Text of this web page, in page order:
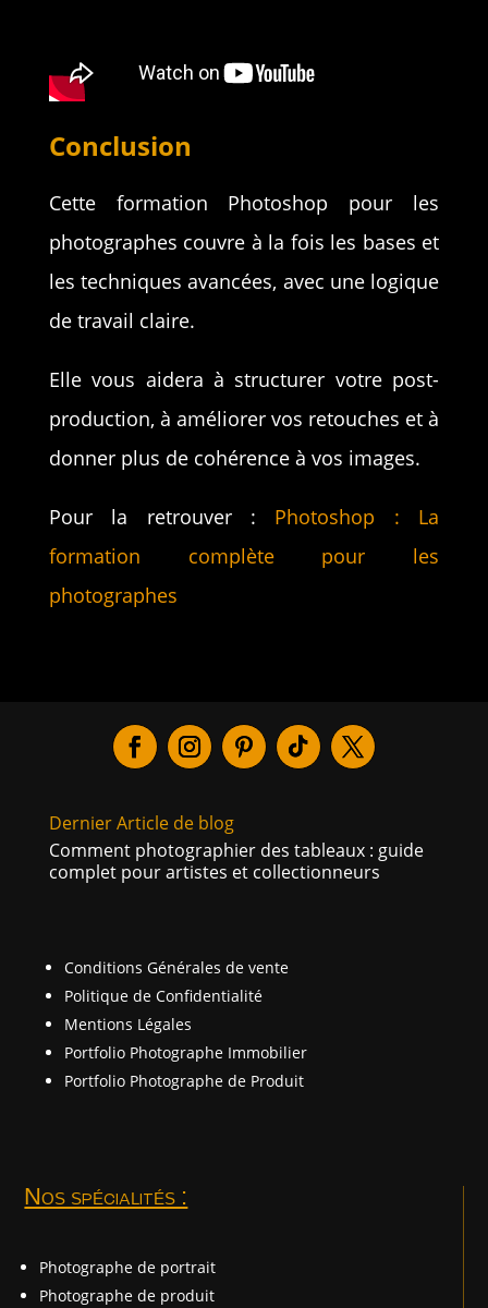
Conclusion
Cette formation Photoshop pour les
photographes couvre à la fois les bases et
les techniques avancées, avec une logique
de travail claire.
Elle vous aidera à structurer votre post-
production, à améliorer vos retouches et à
donner plus de cohérence à vos images.
Pour la retrouver : Photoshop : La
formation complète pour les
photographes
Dernier Article de blog
Comment photographier des tableaux : guide
complet pour artistes et collectionneurs
Conditions Générales de vente
Politique de Confidentialité
Mentions Légales
Portfolio Photographe Immobilier
Portfolio Photographe de Produit
Nos spécialités :
Photographe de portrait
Photographe de produit